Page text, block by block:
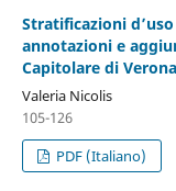
Stratificazioni
annotazioni e
Capitolare di Verona
Valeria Nicolis
105-126
PDF (Italiano)